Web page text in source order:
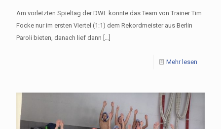
Am vorletzten Spieltag der DWL konnte das Team von Trainer Tim
Focke nur im ersten Viertel (1:1) dem Rekordmeister aus Berlin
Paroli bieten, danach lief dann […]
Mehr lesen